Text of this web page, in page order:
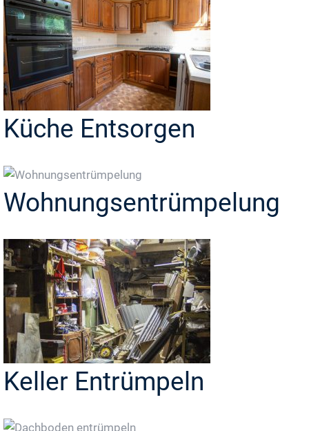
Küche Entsorgen
Wohnungsentrümpelung
Keller Entrümpeln